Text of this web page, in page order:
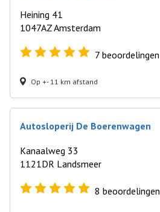
Heining 41
1047AZ Amsterdam
7 beoordelingen
Op +- 11 km afstand
Autosloperij De Boerenwagen
Kanaalweg 33
1121DR Landsmeer
8 beoordelingen